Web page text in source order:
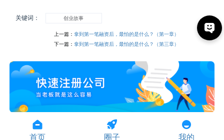
关键词： 创业故事
上一篇： 拿到第一笔融资后，最怕的是什么？（第一章）
下一篇： 拿到第一笔融资后，最怕的是什么？（第三章）
首页 圈子 我的